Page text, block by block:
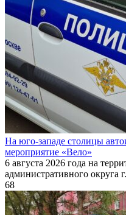
На юго-западе столицы
мероприятие «Вело»
6 августа 2026 года на
административного округа г.
68